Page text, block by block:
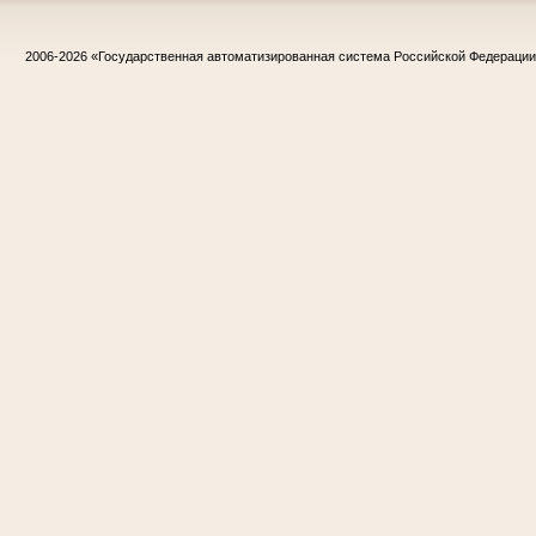
2006-2026 «Государственная автоматизированная система Российской